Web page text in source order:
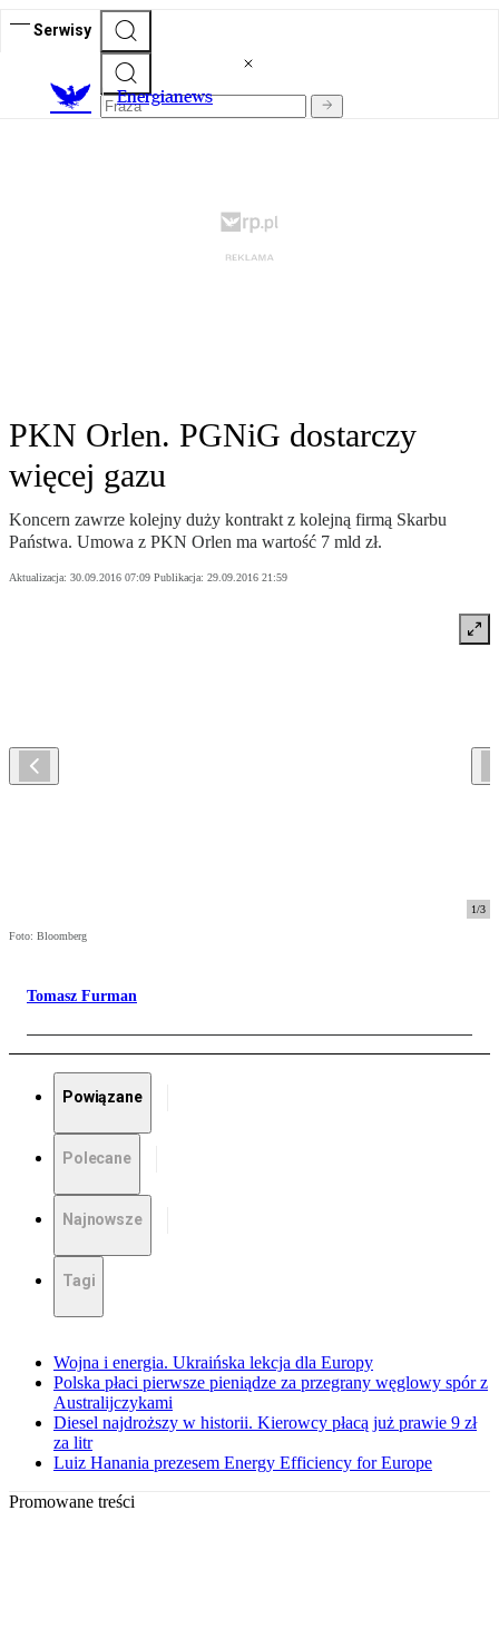
Serwisy
Energianews
PKN Orlen. PGNiG dostarczy
więcej gazu
Koncern zawrze kolejny duży kontrakt z kolejną firmą Skarbu
Państwa. Umowa z PKN Orlen ma wartość 7 mld zł.
Aktualizacja: 30.09.2016 07:09 Publikacja: 29.09.2016 21:59
1/3
Foto: Bloomberg
Tomasz Furman
Powiązane
Polecane
Najnowsze
Tagi
Wojna i energia. Ukraińska lekcja dla Europy
Polska płaci pierwsze pieniądze za przegrany węglowy spór z
Australijczykami
Diesel najdroższy w historii. Kierowcy płacą już prawie 9 zł
za litr
Luiz Hanania prezesem Energy Efficiency for Europe
Promowane treści